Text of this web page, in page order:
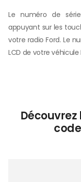
Le numéro de
appuyant sur les
votre radio Ford. Le
LCD de votre véhicule